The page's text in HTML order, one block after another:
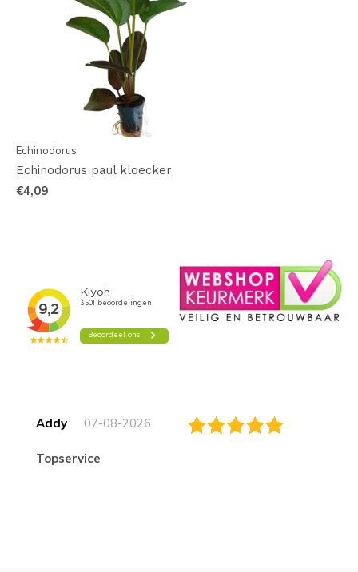
Echinodorus
Echinodorus paul kloecker
€4,09
Addy 07-08-2026
topservice